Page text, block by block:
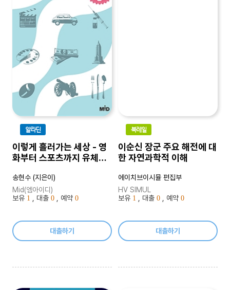
알라딘
이렇게 흘러가는 세상 - 영
화부터 스포츠까지 유체역
송현수 (지은이)
Mid(엠아이디)
보유 1 , 대출 0 , 예약 0
대출하기
북레일
이순신 장군 주요 해전에 대
한 자연과학적 이해
에이치브이시뮬 편집부
HV SIMUL
보유 1 , 대출 0 , 예약 0
대출하기